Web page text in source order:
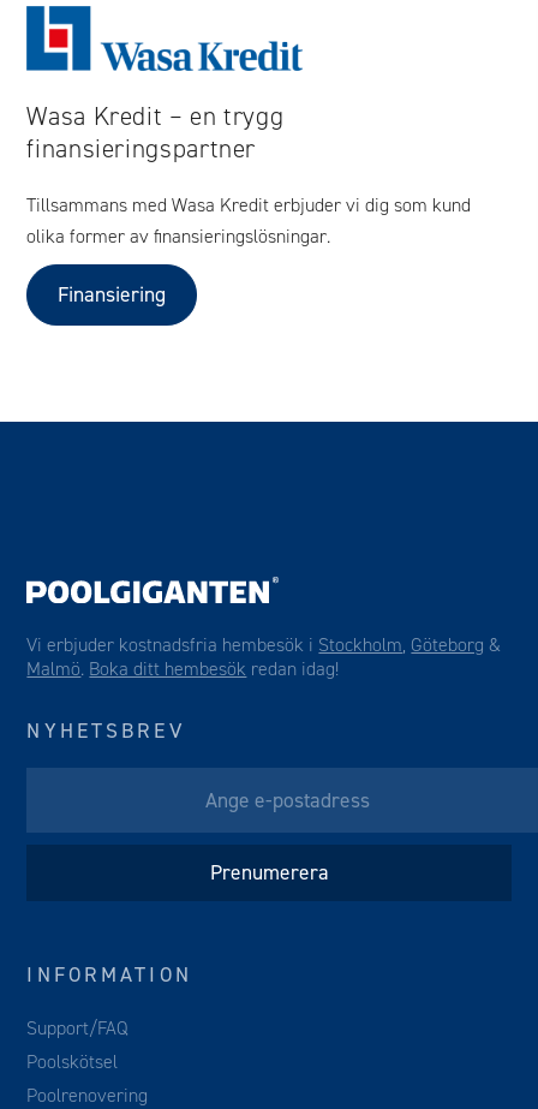
Wasa Kredit – en trygg
finansieringspartner
Tillsammans med Wasa Kredit erbjuder vi dig som kund
olika former av finansieringslösningar.
Finansiering
Vi erbjuder kostnadsfria hembesök i Stockholm, Göteborg &
Malmö. Boka ditt hembesök redan idag!
NYHETSBREV
INFORMATION
Support/FAQ
Poolskötsel
Poolrenovering